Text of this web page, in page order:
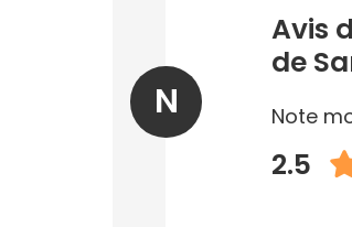
N
Avis
de
Note
2.5